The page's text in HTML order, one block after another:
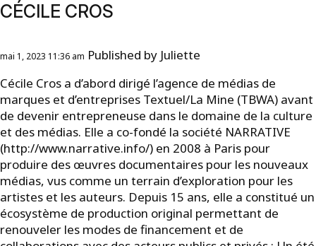
CÉCILE CROS
mai 1, 2023 11:36 am Published by Juliette
Cécile Cros a d’abord dirigé l’agence de médias de
marques et d’entreprises Textuel/La Mine (TBWA) avant
de devenir entrepreneuse dans le domaine de la culture
et des médias. Elle a co-fondé la société NARRATIVE
(http://www.narrative.info/) en 2008 à Paris pour
produire des œuvres documentaires pour les nouveaux
médias, vus comme un terrain d’exploration pour les
artistes et les auteurs. Depuis 15 ans, elle a constitué un
écosystème de production original permettant de
renouveler les modes de financement et de